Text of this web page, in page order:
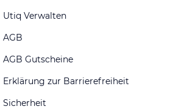
Utiq Verwalten
AGB
AGB Gutscheine
Erklärung zur Barrierefreiheit
Sicherheit